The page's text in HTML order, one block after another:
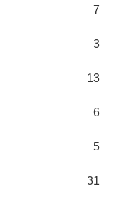
7
3
13
6
5
31